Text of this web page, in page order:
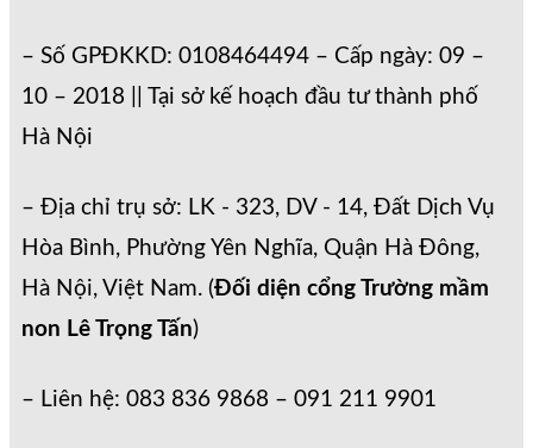
– Số GPĐKKD: 0108464494 – Cấp ngày: 09 –
10 – 2018 || Tại sở kế hoạch đầu tư thành phố
Hà Nội
– Địa chỉ trụ sở: LK - 323, DV - 14, Đất Dịch Vụ
Hòa Bình, Phường Yên Nghĩa, Quận Hà Đông,
Hà Nội, Việt Nam. (Đối diện cổng Trường mầm
non Lê Trọng Tấn)
– Liên hệ: 083 836 9868 – 091 211 9901